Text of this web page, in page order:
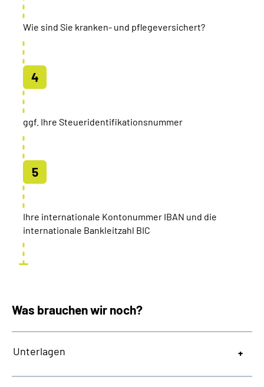
Wie sind Sie kranken- und pflegeversichert?
ggf. Ihre Steueridentifikationsnummer
Ihre internationale Kontonummer IBAN und die
internationale Bankleitzahl BIC
Was brauchen wir noch?
Unterlagen